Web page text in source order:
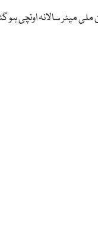
میٹر سالانہ اونچی ہو